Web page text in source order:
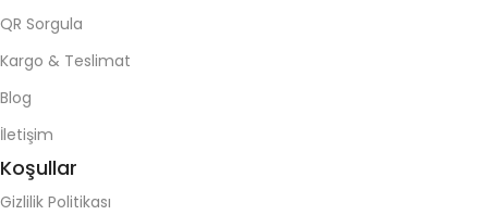
QR Sorgula
Kargo & Teslimat
Blog
İletişim
Koşullar
Gizlilik Politikası